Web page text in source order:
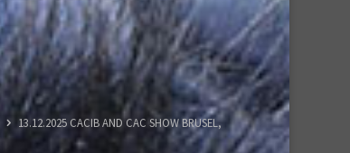
13.12.2025 CACIB AND CAC SHOW BRUSEL,